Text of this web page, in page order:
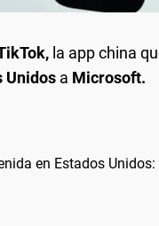
la app china
Unidos a Microsoft.
en Estados